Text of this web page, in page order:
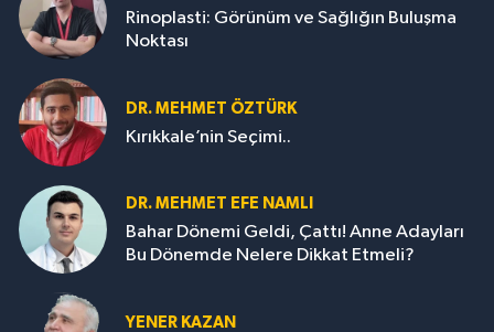
Rinoplasti: Görünüm ve Sağlığın Buluşma
Noktası
DR. MEHMET ÖZTÜRK
Kırıkkale’nin Seçimi..
DR. MEHMET EFE NAMLI
Bahar Dönemi Geldi, Çattı! Anne Adayları
Bu Dönemde Nelere Dikkat Etmeli?
YENER KAZAN